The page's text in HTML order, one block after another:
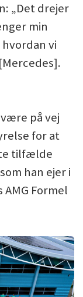
„Det drejer
min
vi
på vej
for at
tilfælde
han ejer i
Formel